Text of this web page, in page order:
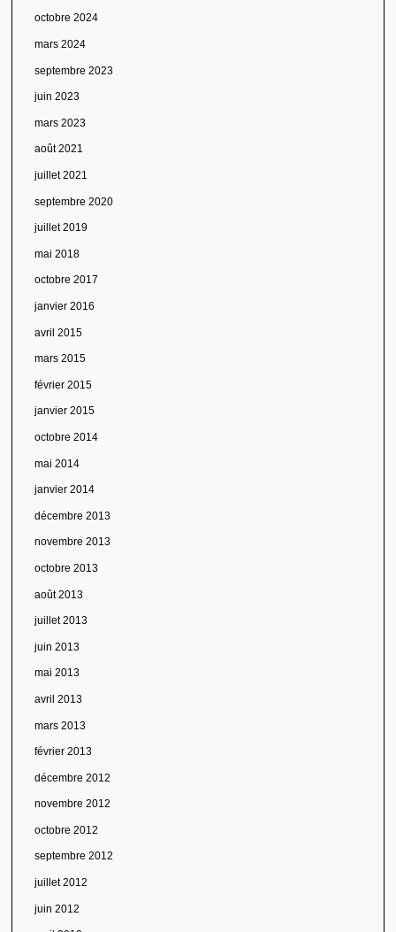
octobre 2024
mars 2024
septembre 2023
juin 2023
mars 2023
août 2021
juillet 2021
septembre 2020
juillet 2019
mai 2018
octobre 2017
janvier 2016
avril 2015
mars 2015
février 2015
janvier 2015
octobre 2014
mai 2014
janvier 2014
décembre 2013
novembre 2013
octobre 2013
août 2013
juillet 2013
juin 2013
mai 2013
avril 2013
mars 2013
février 2013
décembre 2012
novembre 2012
octobre 2012
septembre 2012
juillet 2012
juin 2012